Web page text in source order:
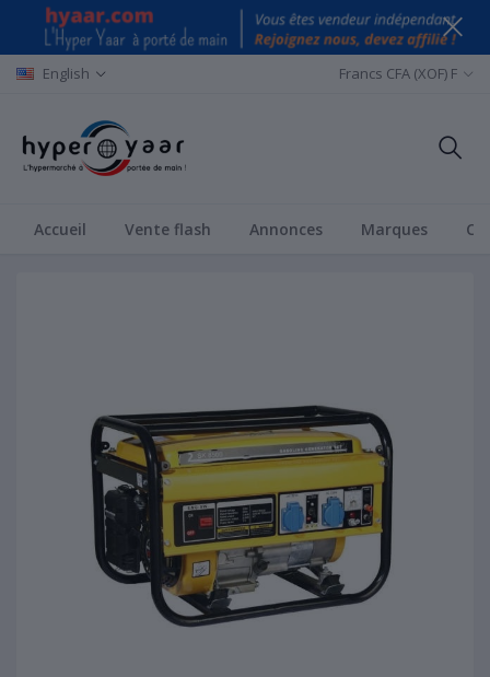
English Francs CFA (XOF) F
Accueil Vente flash Annonces Marques